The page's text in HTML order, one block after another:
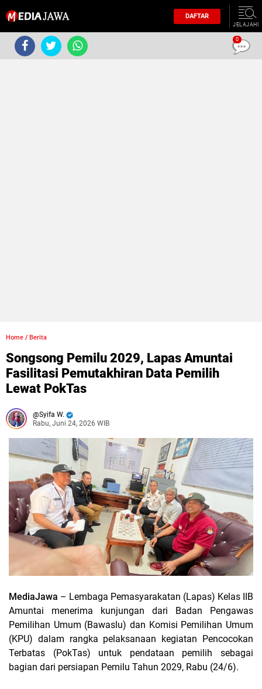
DAFTAR
JELAJAHI
Home / Berita
Songsong Pemilu 2029, Lapas Amuntai
Fasilitasi Pemutakhiran Data Pemilih
Lewat PokTas
Syifa W.
Rabu, Juni 24, 2026 WIB
MediaJawa – Lembaga Pemasyarakatan (Lapas) Kelas IIB
Amuntai menerima kunjungan dari Badan Pengawas
Pemilihan Umum (Bawaslu) dan Komisi Pemilihan Umum
(KPU) dalam rangka pelaksanaan kegiatan Pencocokan
Terbatas (PokTas) untuk pendataan pemilih sebagai
bagian dari persiapan Pemilu Tahun 2029, Rabu (24/6).
0